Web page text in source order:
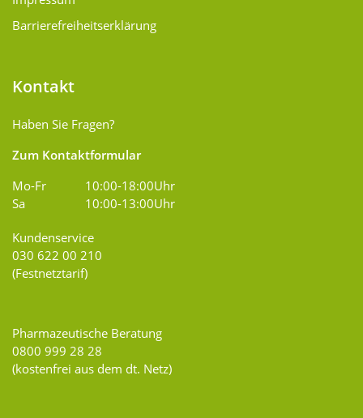
Barrierefreiheitserklärung
Kontakt
Haben Sie Fragen?
Zum Kontaktformular
Mo-Fr
10:00-18:00Uhr
Sa
10:00-13:00Uhr
Kundenservice
030 622 00 210
(Festnetztarif)
Pharmazeutische Beratung
0800 999 28 28
(kostenfrei aus dem dt. Netz)